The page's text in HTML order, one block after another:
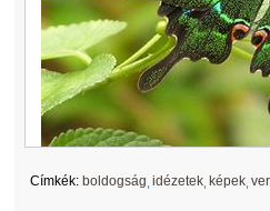
Címkék: boldogság idézetek képek